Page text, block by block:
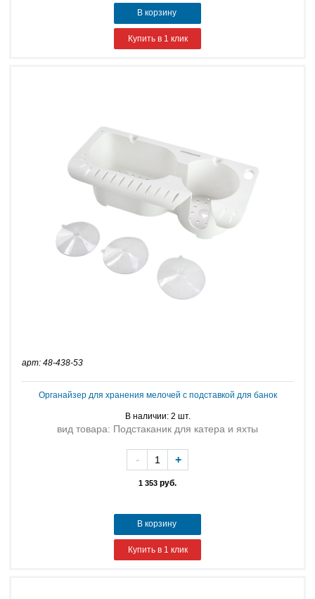
В корзину
Купить в 1 клик
арт: 48-438-53
Органайзер для хранения мелочей с подставкой для банок
В наличии: 2 шт.
вид товара: Подстаканик для катера и яхты
1 353 руб.
- +
В корзину
Купить в 1 клик